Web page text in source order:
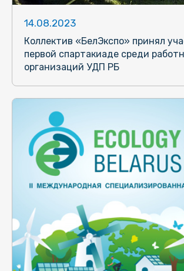
14.08.2023
Коллектив «БелЭкспо» принял
первой спартакиаде среди
организаций УДП РБ